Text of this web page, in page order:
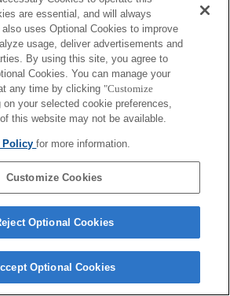
possibile registrare il rumore di funzionamento
si fa zoom o si mette a fuoco.
del diaframma non è disponibile in modalità Video.
durante la registrazione può generare del rumore o
durante l'uso.
are essential, and will always
uses Optional Cookies to improve
usage, deliver advertisements and
By using this site, you agree to
Cookies. You can manage your
any time by clicking "Customize
on your selected cookie preferences,
this website may not be available.
Policyfor more information.
Customize Cookies
Optional Cookies
Optional Cookies